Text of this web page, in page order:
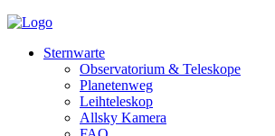
Sternwarte
Observatorium & Teleskope
Planetenweg
Leihteleskop
Allsky Kamera